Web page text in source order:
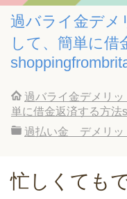
過バライ金デメ
して、簡単に借
過バライ金デメリ
単に借金返済する方法
過払い金 デメリッ
忙しくても